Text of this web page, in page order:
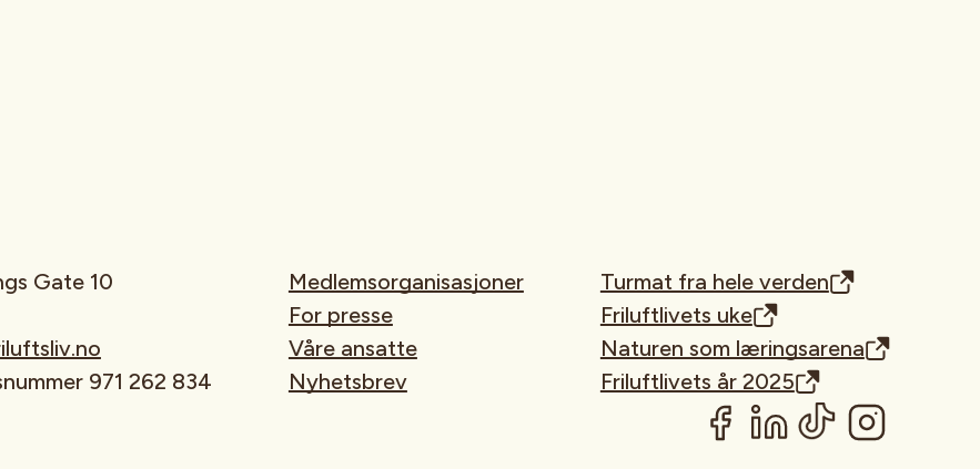
Gate 10
971 262 834
Medlemsorganisasjoner
For presse
Våre ansatte
Nyhetsbrev
Turmat fra hele verden
Friluftlivets uke
Naturen som læringsarena
Friluftlivets år 2025